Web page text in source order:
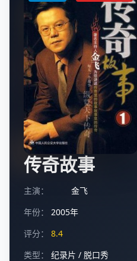
传奇故事
主演：
金飞
年份：
2005年
评分：
8.4
类型：
纪录片 / 脱口秀